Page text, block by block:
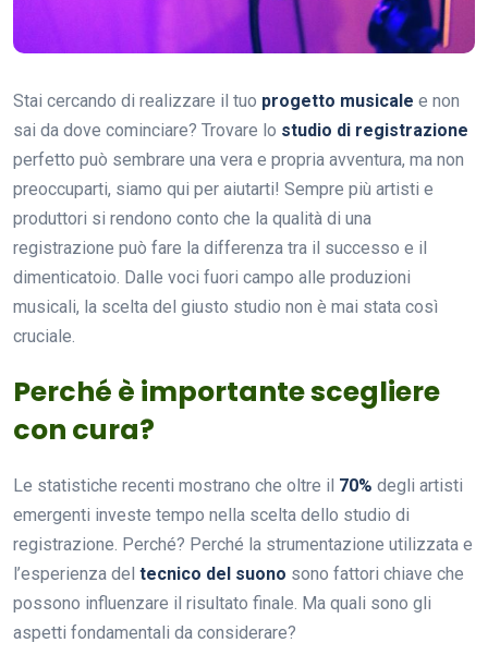
Stai cercando di realizzare il tuo progetto musicale e non
sai da dove cominciare? Trovare lo studio di registrazione
perfetto può sembrare una vera e propria avventura, ma non
preoccuparti, siamo qui per aiutarti! Sempre più artisti e
produttori si rendono conto che la qualità di una
registrazione può fare la differenza tra il successo e il
dimenticatoio. Dalle voci fuori campo alle produzioni
musicali, la scelta del giusto studio non è mai stata così
cruciale.
Perché è importante scegliere
con cura?
Le statistiche recenti mostrano che oltre il 70% degli artisti
emergenti investe tempo nella scelta dello studio di
registrazione. Perché? Perché la strumentazione utilizzata e
l’esperienza del tecnico del suono sono fattori chiave che
possono influenzare il risultato finale. Ma quali sono gli
aspetti fondamentali da considerare?